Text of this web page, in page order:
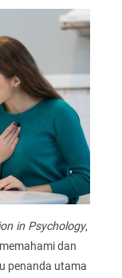
in Psychology,
dan
penanda utama